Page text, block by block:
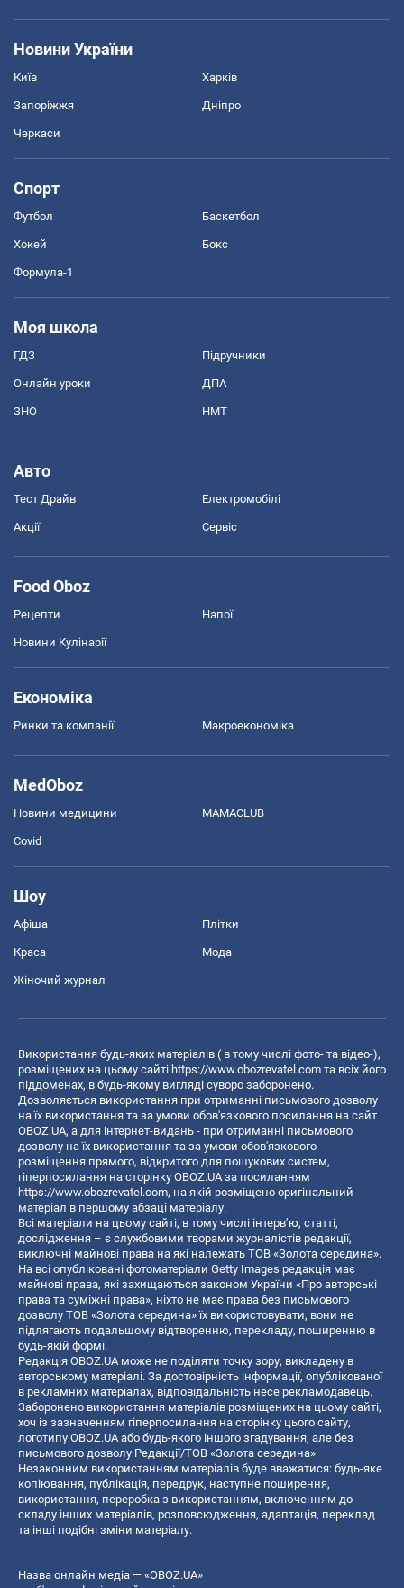
Новини України
Київ Харків
Запоріжжя Дніпро
Черкаси
Спорт
Футбол Баскетбол
Хокей Бокс
Формула-1
Моя школа
ГДЗ Підручники
Онлайн уроки ДПА
ЗНО НМТ
Авто
Тест Драйв Електромобілі
Акції Сервіс
Food Oboz
Рецепти Напої
Новини Кулінарії
Економіка
Ринки та компанії Макроекономіка
MedOboz
Новини медицини MAMACLUB
Covid
Шоу
Афіша Плітки
Краса Мода
Жіночий журнал
Використання будь-яких матеріалів ( в тому числі фото- та відео-),
розміщених на цьому сайті https://www.obozrevatel.com та всіх його
піддоменах, в будь-якому вигляді суворо заборонено.
Дозволяється використання при отриманні письмового дозволу
на їх використання та за умови обов'язкового посилання на сайт
OBOZ.UA, а для інтернет-видань - при отриманні письмового
дозволу на їх використання та за умови обов'язкового
розміщення прямого, відкритого для пошукових систем,
гіперпосилання на сторінку OBOZ.UA за посиланням
https://www.obozrevatel.com, на якій розміщено оригінальний
матеріал в першому абзаці матеріалу.
Всі матеріали на цьому сайті, в тому числі інтерв’ю, статті,
дослідження – є службовими творами журналістів редакції,
виключні майнові права на які належать ТОВ «Золота середина».
На всі опубліковані фотоматеріали Getty Images редакція має
майнові права, які захищаються законом України «Про авторські
права та суміжні права», ніхто не має права без письмового
дозволу ТОВ «Золота середина» їх використовувати, вони не
підлягають подальшому відтворенню, перекладу, поширенню в
будь-якій формі.
Редакція OBOZ.UA може не поділяти точку зору, викладену в
авторському матеріалі. За достовірність інформації, опублікованої
в рекламних матеріалах, відповідальність несе рекламодавець.
Заборонено використання матеріалів розміщених на цьому сайті,
хоч із зазначенням гіперпосилання на сторінку цього сайту,
логотипу OBOZ.UA або будь-якого іншого згадування, але без
письмового дозволу Редакції/ТОВ «Золота середина»
Незаконним використанням матеріалів буде вважатися: будь-яке
копiювання, публiкацiя, передрук, наступне поширення,
використання, переробка з використанням, включенням до
складу інших матеріалів, розповсюдження, адаптація, переклад
та інші подібні зміни матеріалу.
Назва онлайн медіа — «OBOZ.UA»